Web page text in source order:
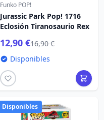
Funko POP!
Jurassic Park Pop! 1716
Eclosión Tiranosaurio Rex
12,90 €16,90 €
Disponibles
Disponibles